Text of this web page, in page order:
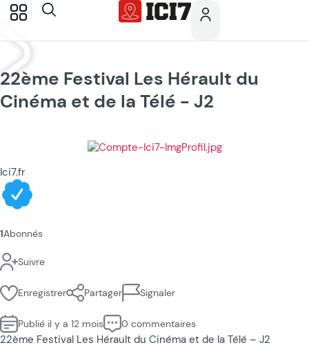
22ème Festival Les Hérault du
Cinéma et de la Télé - J2
Ici7.fr
1Abonnés
Suivre
Enregistrer Partager Signaler
Publié il y a 12 mois 0 commentaires
22ème Festival Les Hérault du Cinéma et de la Télé – J2